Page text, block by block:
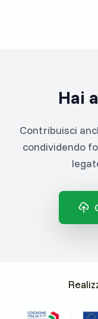
Hai
Contribuisci
condividendo